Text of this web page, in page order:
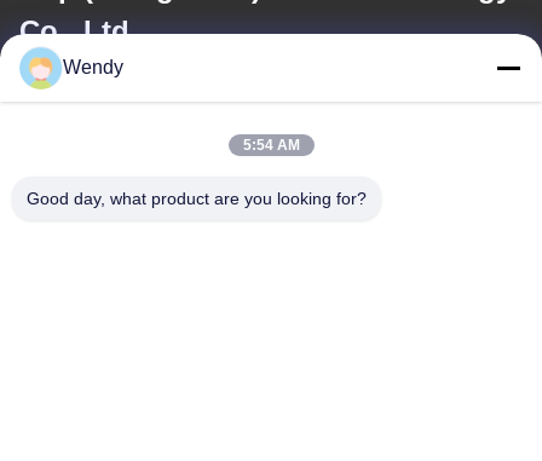
Co., Ltd.
ই-মেইল
wendy@hzriqi.com
Wendy
5:54 AM
Good day, what product are you looking for?